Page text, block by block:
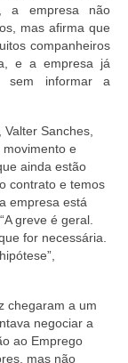
a empresa não
mas afirma que
companheiros
e a empresa já
sem informar a
Sanches,
e
ainda estão
contrato e temos
empresa está
greve é geral.
for necessária.
chegaram a um
negociar a
ao Emprego
mas não